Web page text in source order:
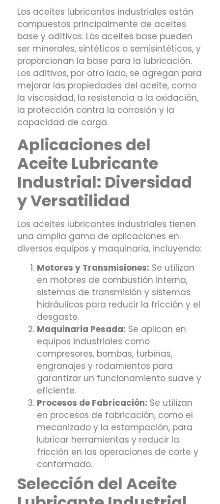
Los aceites lubricantes industriales están
compuestos principalmente de aceites
base y aditivos. Los aceites base pueden
ser minerales, sintéticos o semisintéticos, y
proporcionan la base para la lubricación.
Los aditivos, por otro lado, se agregan para
mejorar las propiedades del aceite, como
la viscosidad, la resistencia a la oxidación,
la protección contra la corrosión y la
capacidad de carga.
Aplicaciones del
Aceite Lubricante
Industrial: Diversidad
y Versatilidad
Los aceites lubricantes industriales tienen
una amplia gama de aplicaciones en
diversos equipos y maquinaria, incluyendo:
Motores y Transmisiones: Se utilizan
en motores de combustión interna,
sistemas de transmisión y sistemas
hidráulicos para reducir la fricción y el
desgaste.
Maquinaria Pesada: Se aplican en
equipos industriales como
compresores, bombas, turbinas,
engranajes y rodamientos para
garantizar un funcionamiento suave y
eficiente.
Procesos de Fabricación: Se utilizan
en procesos de fabricación, como el
mecanizado y la estampación, para
lubricar herramientas y reducir la
fricción en las operaciones de corte y
conformado.
Selección del Aceite